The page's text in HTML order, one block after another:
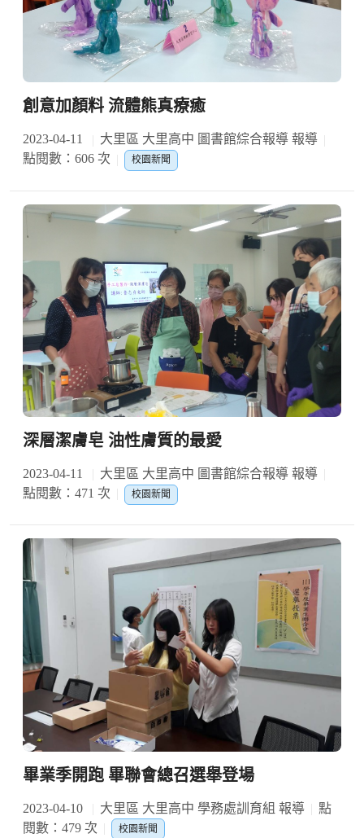
創意加顏料 流體熊真療癒
2023-04-11
大里區 大里高中 圖書館綜合報導 報導
點閱數：606 次
校園新聞
深層潔膚皂 油性膚質的最愛
2023-04-11
大里區 大里高中 圖書館綜合報導 報導
點閱數：471 次
校園新聞
畢業季開跑 畢聯會總召選舉登場
2023-04-10 大里區 大里高中 學務處訓育組 報導
點
閱數：479 次
校園新聞